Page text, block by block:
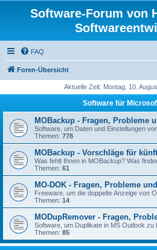
Software-Forum von
FAQ
Foren-Übersicht
Aktuelle Zeit: Montag, 10.
Software für
MOBackup - Fragen, Probleme
Software, um Daten und Einstellungen
Themen: 778
MOBackup - Vorschläge für
Was fehlt Ihnen in MOBackup? Was
Themen: 61
MO-DOK - Fragen, Probleme
Freeware, um die doppelte Anzeige von
Themen: 14
MODupRemover - Fragen,
Software, um Duplikate in MS Outlook zu
Themen: 85